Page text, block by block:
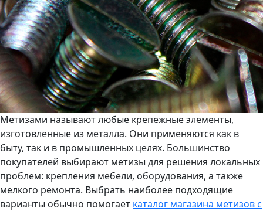
Метизами называют любые крепежные элементы,
изготовленные из металла. Они применяются как в
быту, так и в промышленных целях. Большинство
покупателей выбирают метизы для решения локальных
проблем: крепления мебели, оборудования, а также
мелкого ремонта. Выбрать наиболее подходящие
варианты обычно помогает каталог магазина метизов с